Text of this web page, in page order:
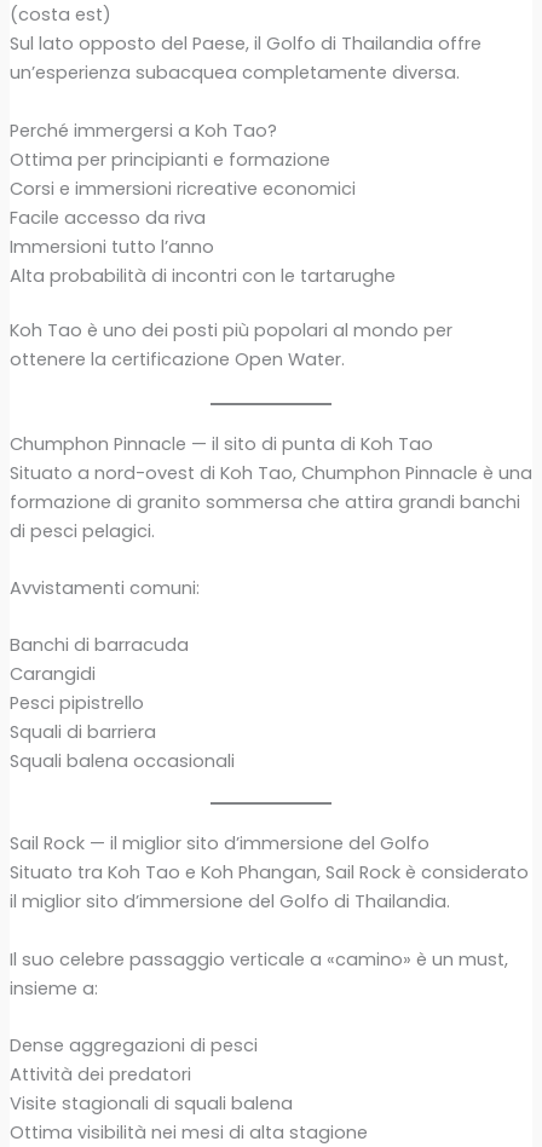
(costa est)
Sul lato opposto del Paese, il Golfo di Thailandia offre
un’esperienza subacquea completamente diversa.
Perché immergersi a Koh Tao?
Ottima per principianti e formazione
Corsi e immersioni ricreative economici
Facile accesso da riva
Immersioni tutto l’anno
Alta probabilità di incontri con le tartarughe
Koh Tao è uno dei posti più popolari al mondo per
ottenere la certificazione Open Water.
Chumphon Pinnacle — il sito di punta di Koh Tao
Situato a nord-ovest di Koh Tao, Chumphon Pinnacle è una
formazione di granito sommersa che attira grandi banchi
di pesci pelagici.
Avvistamenti comuni:
Banchi di barracuda
Carangidi
Pesci pipistrello
Squali di barriera
Squali balena occasionali
Sail Rock — il miglior sito d’immersione del Golfo
Situato tra Koh Tao e Koh Phangan, Sail Rock è considerato
il miglior sito d’immersione del Golfo di Thailandia.
Il suo celebre passaggio verticale a «camino» è un must,
insieme a:
Dense aggregazioni di pesci
Attività dei predatori
Visite stagionali di squali balena
Ottima visibilità nei mesi di alta stagione